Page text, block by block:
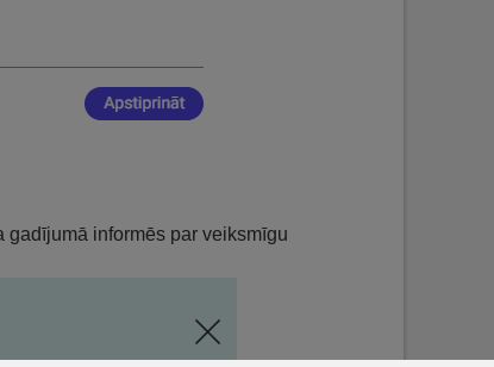
informēs par veiksmīgu